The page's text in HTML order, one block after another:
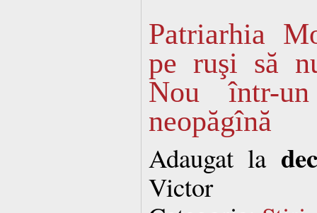
Patriarhia
pe ruşi să
Nou într-
neopăgînă
Adaugat la
Victor